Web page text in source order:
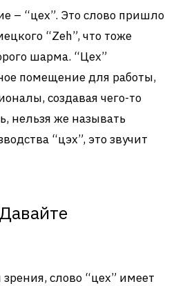
– “цех”. Это слово пришло
“Zeh”, что тоже
шарма. “Цех”
помещение для работы,
создавая чего-то
нельзя же называть
“цэх”, это звучит
слово “цех” имеет